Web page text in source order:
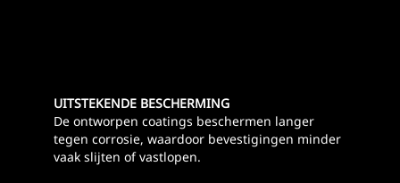
UITSTEKENDE BESCHERMING
De ontworpen coatings beschermen langer
tegen corrosie, waardoor bevestigingen minder
vaak slijten of vastlopen.